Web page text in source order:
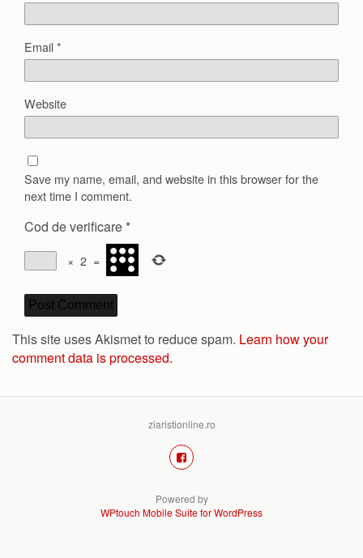
Email*
Website
Save my name, email, and website in this browser for the
next time I comment.
Cod de verificare *
× 2 =
This site uses Akismet to reduce spam. Learn how your
comment data is processed.
ziaristionline.ro
Powered by
WPtouch Mobile Suite for WordPress